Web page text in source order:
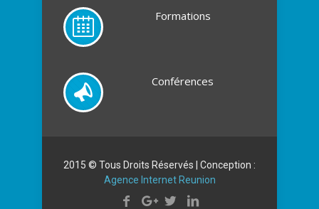
Formations
Conférences
2015 © Tous Droits Réservés | Conception :
Agence Internet Reunion